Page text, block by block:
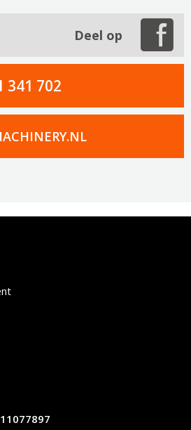
Deel op
341 702